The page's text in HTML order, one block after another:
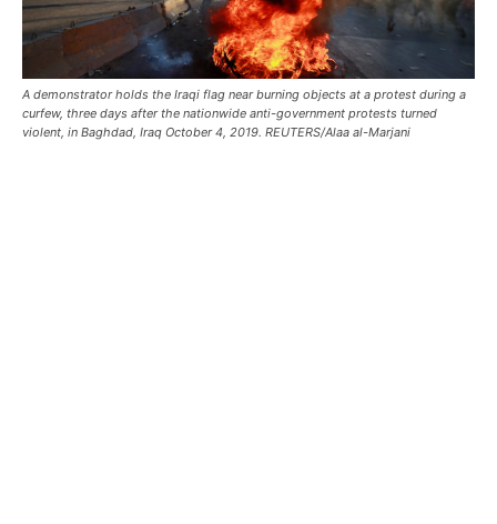
A demonstrator holds the Iraqi flag near burning objects at a protest during a
curfew, three days after the nationwide anti-government protests turned
violent, in Baghdad, Iraq October 4, 2019. REUTERS/Alaa al-Marjani